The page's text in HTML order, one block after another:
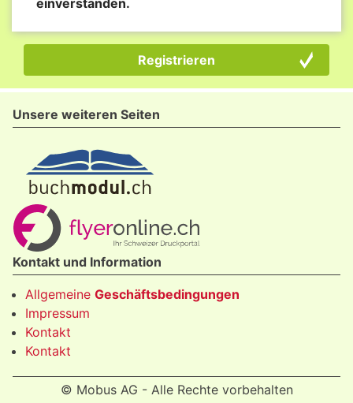
einverstanden.
Unsere weiteren Seiten
Kontakt und Information
Allgemeine Geschäftsbedingungen
Impressum
Kontakt
Kontakt
© Mobus AG - Alle Rechte vorbehalten